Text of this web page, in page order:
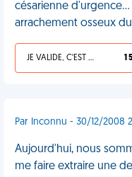
césarienne
arrachement osseux
JE VALIDE, C'EST UNE VDM 1
Par Inconnu - 30/12/2008
Aujourd'hui, nous
me faire extraire une